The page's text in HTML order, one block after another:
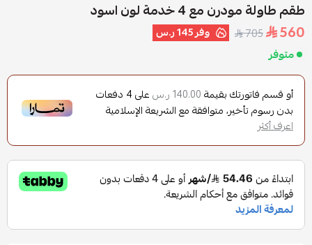
طقم طاولة مودرن مع 4 خدمة لون اسود
560
705 وفر145 ر.س
متوفر
أو قسم فاتورتك بقيمة 140.00 ر.س على4 دفعات
بدون رسوم تأخير، متوافقة مع الشريعة الإسلامية
اعرف أكثر